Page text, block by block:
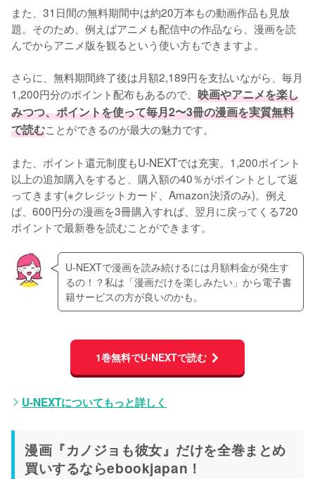
また、31日間の無料期間中は約20万本もの動画作品も見放
題。そのため、例えばアニメも配信中の作品なら、漫画を読
んでからアニメ版を観るという使い方もできますよ。
さらに、無料期間終了後は月額2,189円を支払いながら、毎月
1,200円分のポイント配布もあるので、 映画やアニメを楽し
みつつ、ポイントを使って毎月2〜3冊の漫画を実質無料
で読むことができるのが最大の魅力です。
また、ポイント還元制度もU-NEXTでは充実。1,200ポイント
以上の追加購入をすると、購入額の40％がポイントとして返
ってきます(※クレジットカード、Amazon決済のみ)。例え
ば、600円分の漫画を3冊購入すれば、翌月に戻ってくる720
ポイントで最新巻を読むことができます。
U-NEXTで漫画を読み続けるには月額料金が発生す
るの！？私は「漫画だけを楽しみたい」から電子書
籍サービスの方が良いのかも。
1巻無料でU-NEXTで読む
U-NEXTについてもっと詳しく
漫画『カノジョも彼女』だけを全巻まとめ
買いするならebookjapan！